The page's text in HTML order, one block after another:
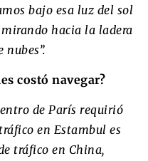
bajo esa luz del sol
hacia la ladera
costó navegar?
de París requirió
en Estambul es
tráfico en China,